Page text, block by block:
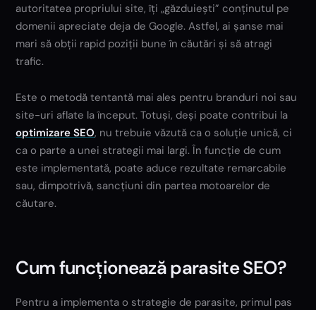
autoritatea propriului site, îți „găzduiești” conținutul pe
domenii apreciate deja de Google. Astfel, ai șanse mai
mari să obții rapid poziții bune în căutări și să atragi
trafic.
Este o metodă tentantă mai ales pentru branduri noi sau
site-uri aflate la început. Totuși, deși poate contribui la
optimizare SEO, nu trebuie văzută ca o soluție unică, ci
ca o parte a unei strategii mai largi. În funcție de cum
este implementată, poate aduce rezultate remarcabile
sau, dimpotrivă, sancțiuni din partea motoarelor de
căutare.
Cum funcționează parasite SEO?
Pentru a implementa o strategie de parasite, primul pas